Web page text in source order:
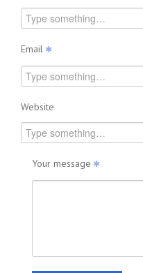
Email
Website
Your message